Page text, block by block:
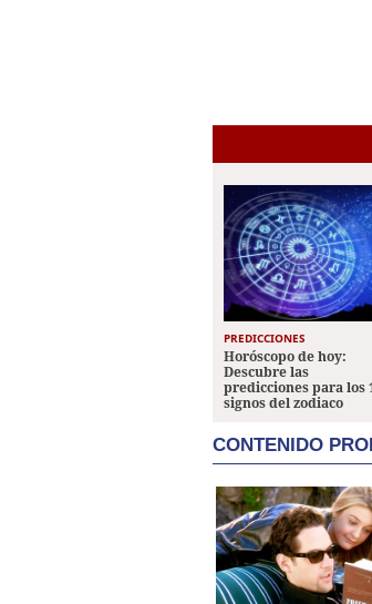
PREDICCIONES
Horóscopo de hoy:
Descubre las
predicciones para los
signos del zodiaco
CONTENIDO